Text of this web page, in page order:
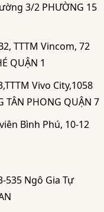
3/2 PHƯỜNG 15
TTTM Vincom, 72
QUẬN 1
Vivo City,1058
PHONG QUẬN 7
Bình Phú, 10-12
535 Ngô Gia Tự